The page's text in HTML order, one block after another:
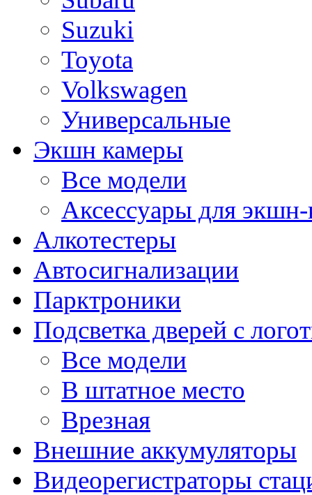
Suzuki
Toyota
Volkswagen
Универсальные
Экшн камеры
Все модели
Аксессуары для
Алкотестеры
Автосигнализации
Парктроники
Подсветка дверей с
Все модели
В штатное место
Врезная
Внешние аккумуляторы
Видеорегистраторы